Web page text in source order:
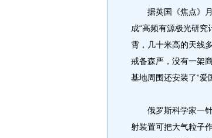
据英国《焦点》月
成“高频有源极光研
霄，几十米高的天线
戒备森严，没有一架
基地周围还安装了“爱
俄罗斯科学家一针
射装置可把大气粒子